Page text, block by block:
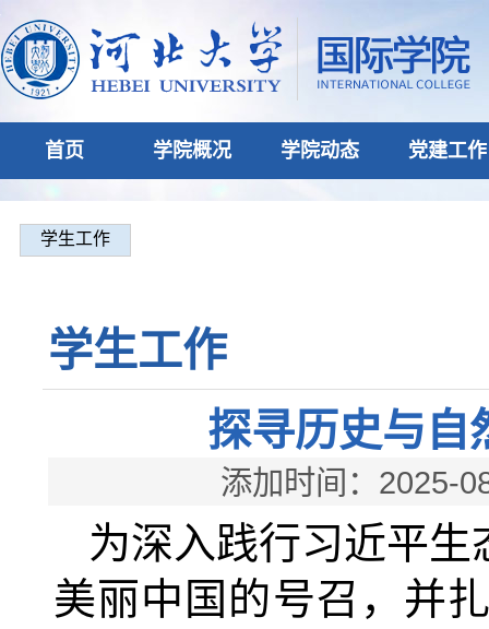
首页 学院概况 学院动态 党建工作
学生工作
学生工作
探寻历史与自
添加时间：2025-
为深入践行习近平
美丽中国的号召，并